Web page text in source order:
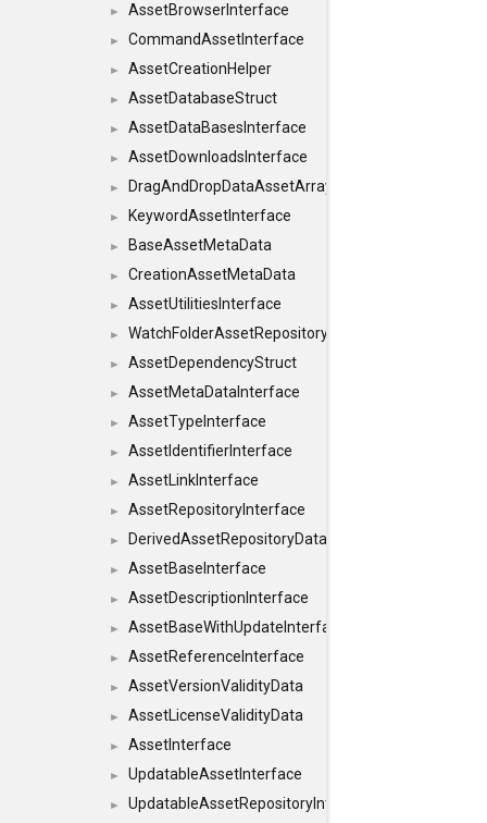
► AssetBrowserInterface
► CommandAssetInterface
► AssetCreationHelper
► AssetDatabaseStruct
► AssetDataBasesInterface
► AssetDownloadsInterface
► DragAndDropDataAssetArray
► KeywordAssetInterface
► BaseAssetMetaData
► CreationAssetMetaData
► AssetUtilitiesInterface
► WatchFolderAssetRepositoryInterface
► AssetDependencyStruct
► AssetMetaDataInterface
► AssetTypeInterface
► AssetIdentifierInterface
► AssetLinkInterface
► AssetRepositoryInterface
► DerivedAssetRepositoryDataInterface
► AssetBaseInterface
► AssetDescriptionInterface
► AssetBaseWithUpdateInterface
► AssetReferenceInterface
► AssetVersionValidityData
► AssetLicenseValidityData
► AssetInterface
► UpdatableAssetInterface
► UpdatableAssetRepositoryInterface